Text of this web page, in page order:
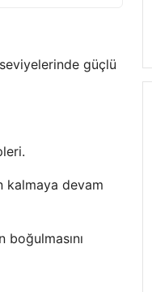
güçlü
kalmaya devam